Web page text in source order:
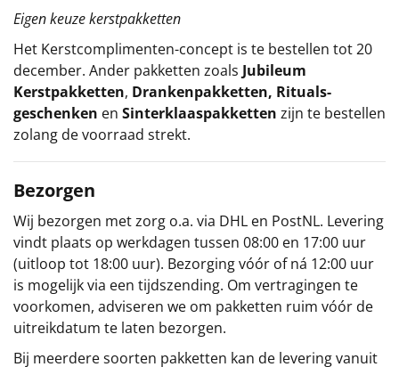
Eigen keuze kerstpakketten
Het Kerstcomplimenten-concept is te bestellen tot 20
december. Ander pakketten zoals Jubileum
Kerstpakketten, Drankenpakketten, Rituals-
geschenken en Sinterklaaspakketten zijn te bestellen
zolang de voorraad strekt.
Bezorgen
Wij bezorgen met zorg o.a. via DHL en PostNL. Levering
vindt plaats op werkdagen tussen 08:00 en 17:00 uur
(uitloop tot 18:00 uur). Bezorging vóór of ná 12:00 uur
is mogelijk via een tijdszending. Om vertragingen te
voorkomen, adviseren we om pakketten ruim vóór de
uitreikdatum te laten bezorgen.
Bij meerdere soorten pakketten kan de levering vanuit